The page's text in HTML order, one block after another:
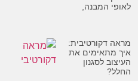
לאופי המבנה,
מראה דקורטיבית:
איך מתאימים את
העיצוב לסגנון
החלל?